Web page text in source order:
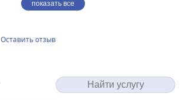
показать все
Оставить отзыв